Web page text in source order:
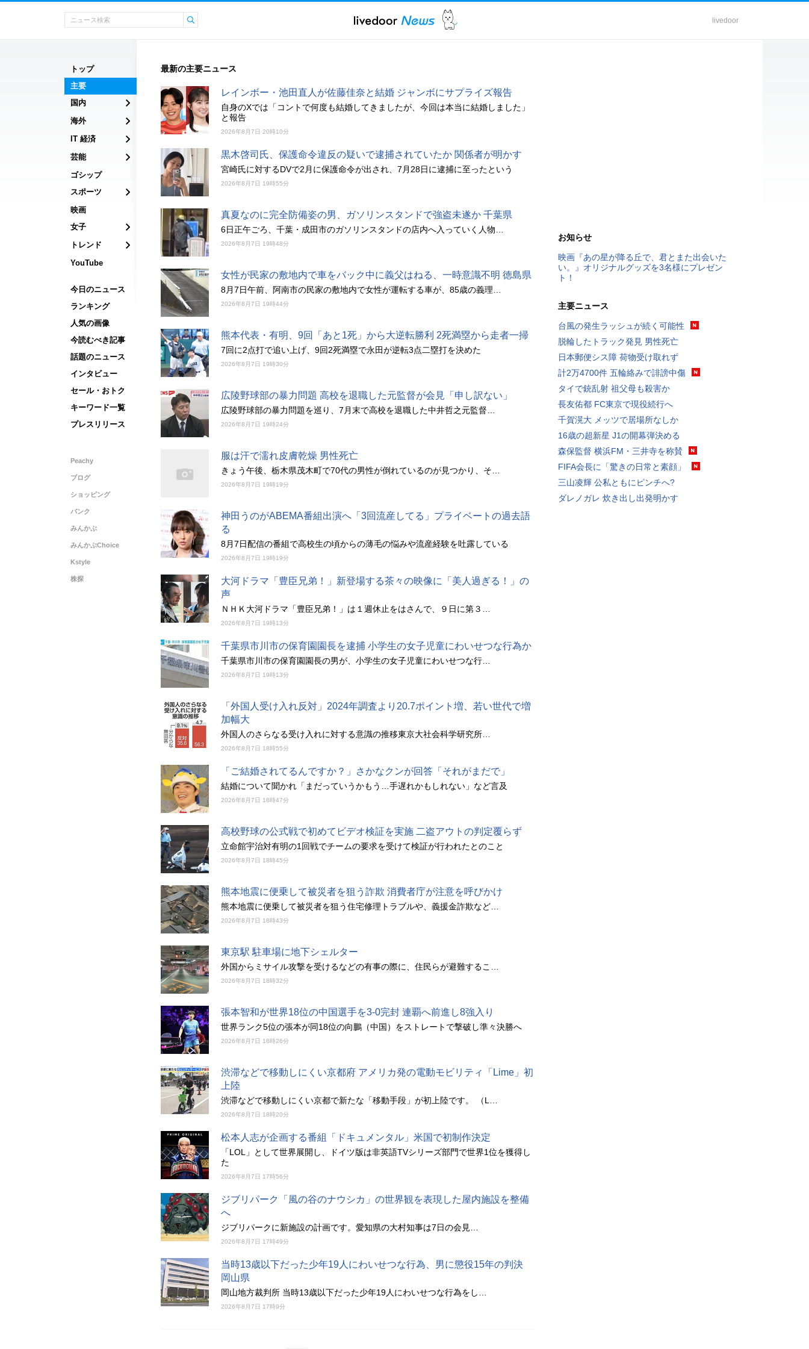
livedoor
トップ
主要
国内
海外
IT 経済
芸能
ゴシップ
スポーツ
映画
女子
トレンド
YouTube
今日のニュース
ランキング
人気の画像
今読むべき記事
話題のニュース
インタビュー
セール・おトク
キーワード一覧
プレスリリース
Peachy
ブログ
ショッピング
バンク
みんかぶ
みんかぶChoice
Kstyle
株探
最新の主要ニュース
レインボー・池田直人が佐藤佳奈と結婚 ジャンボにサプライズ報告
自身のXでは「コントで何度も結婚してきましたが、今回は本当に結婚しました」
と報告
2026年8月7日 20時10分
黒木啓司氏、保護命令違反の疑いで逮捕されていたか 関係者が明かす
宮崎氏に対するDVで2月に保護命令が出され、7月28日に逮捕に至ったという
2026年8月7日 19時55分
真夏なのに完全防備姿の男、ガソリンスタンドで強盗未遂か 千葉県
6日正午ごろ、千葉・成田市のガソリンスタンドの店内へ入っていく人物…
2026年8月7日 19時48分
女性が民家の敷地内で車をバック中に義父はねる、一時意識不明 徳島県
8月7日午前、阿南市の民家の敷地内で女性が運転する車が、85歳の義理…
2026年8月7日 19時44分
熊本代表・有明、9回「あと1死」から大逆転勝利 2死満塁から走者一掃
7回に2点打で追い上げ、9回2死満塁で永田が逆転3点二塁打を決めた
2026年8月7日 19時30分
広陵野球部の暴力問題 高校を退職した元監督が会見「申し訳ない」
広陵野球部の暴力問題を巡り、7月末で高校を退職した中井哲之元監督…
2026年8月7日 19時24分
服は汗で濡れ皮膚乾燥 男性死亡
きょう午後、栃木県茂木町で70代の男性が倒れているのが見つかり、そ…
2026年8月7日 19時19分
神田うのがABEMA番組出演へ「3回流産してる」プライベートの過去語
る
8月7日配信の番組で高校生の頃からの薄毛の悩みや流産経験を吐露している
2026年8月7日 19時19分
大河ドラマ「豊臣兄弟！」新登場する茶々の映像に「美人過ぎる！」の
声
ＮＨＫ大河ドラマ「豊臣兄弟！」は１週休止をはさんで、９日に第３…
2026年8月7日 19時13分
千葉県市川市の保育園園長を逮捕 小学生の女子児童にわいせつな行為か
千葉県市川市の保育園園長の男が、小学生の女子児童にわいせつな行…
2026年8月7日 19時13分
「外国人受け入れ反対」2024年調査より20.7ポイント増、若い世代で増
加幅大
外国人のさらなる受け入れに対する意識の推移東京大社会科学研究所…
2026年8月7日 18時55分
「ご結婚されてるんですか？」さかなクンが回答「それがまだで」
結婚について聞かれ「まだっていうかもう…手遅れかもしれない」など言及
2026年8月7日 18時47分
高校野球の公式戦で初めてビデオ検証を実施 二盗アウトの判定覆らず
立命館宇治対有明の1回戦でチームの要求を受けて検証が行われたとのこと
2026年8月7日 18時45分
熊本地震に便乗して被災者を狙う詐欺 消費者庁が注意を呼びかけ
熊本地震に便乗して被災者を狙う住宅修理トラブルや、義援金詐欺など…
2026年8月7日 18時43分
東京駅 駐車場に地下シェルター
外国からミサイル攻撃を受けるなどの有事の際に、住民らが避難するこ…
2026年8月7日 18時32分
張本智和が世界18位の中国選手を3-0完封 連覇へ前進し8強入り
世界ランク5位の張本が同18位の向鵬（中国）をストレートで撃破し準々決勝へ
2026年8月7日 18時26分
渋滞などで移動しにくい京都府 アメリカ発の電動モビリティ「Lime」初
上陸
渋滞などで移動しにくい京都で新たな「移動手段」が初上陸です。 （L…
2026年8月7日 18時20分
松本人志が企画する番組「ドキュメンタル」米国で初制作決定
「LOL」として世界展開し、ドイツ版は非英語TVシリーズ部門で世界1位を獲得し
た
2026年8月7日 17時56分
ジブリパーク「風の谷のナウシカ」の世界観を表現した屋内施設を整備
へ
ジブリパークに新施設の計画です。愛知県の大村知事は7日の会見…
2026年8月7日 17時49分
当時13歳以下だった少年19人にわいせつな行為、男に懲役15年の判決
岡山県
岡山地方裁判所 当時13歳以下だった少年19人にわいせつな行為をし…
2026年8月7日 17時9分
お知らせ
映画『あの星が降る丘で、君とまた出会いた
い。』オリジナルグッズを3名様にプレゼン
ト！
主要ニュース
台風の発生ラッシュが続く可能性
脱輪したトラック発見 男性死亡
日本郵便シス障 荷物受け取れず
計2万4700件 五輪絡みで誹謗中傷
タイで銃乱射 祖父母も殺害か
長友佑都 FC東京で現役続行へ
千賀滉大 メッツで居場所なしか
16歳の超新星 J1の開幕弾決める
森保監督 横浜FM・三井寺を称賛
FIFA会長に「驚きの日常と素顔」
三山凌輝 公私ともにピンチへ?
ダレノガレ 炊き出し出発明かす